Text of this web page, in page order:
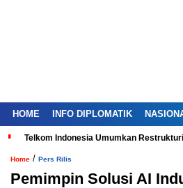
HOME INFO DIPLOMATIK
Telkom Indonesia Umumkan
Home / Pers Rilis
Pemimpin Solusi AI